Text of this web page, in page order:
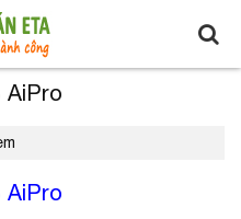
AiPro
AiPro